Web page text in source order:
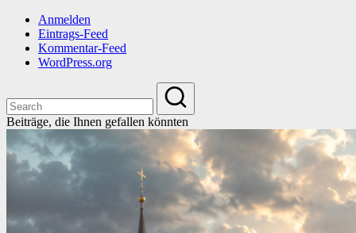
Anmelden
Eintrags-Feed
Kommentar-Feed
WordPress.org
Beiträge, die Ihnen gefallen könnten